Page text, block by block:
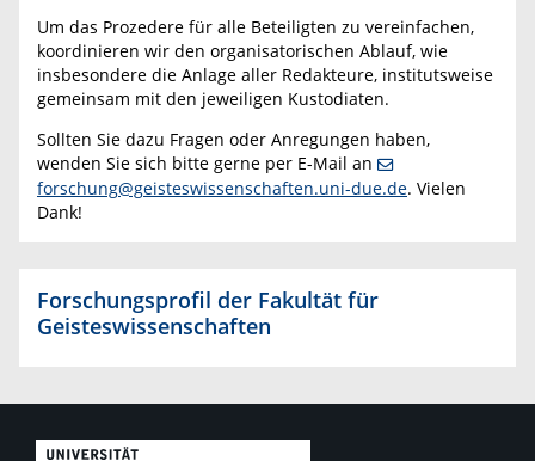
Um das Prozedere für alle Beteiligten zu vereinfachen,
koordinieren wir den organisatorischen Ablauf, wie
insbesondere die Anlage aller Redakteure, institutsweise
gemeinsam mit den jeweiligen Kustodiaten.
Sollten Sie dazu Fragen oder Anregungen haben,
wenden Sie sich bitte gerne per E-Mail an
forschung@geisteswissenschaften.uni-due.de. Vielen
Dank!
Forschungsprofil der Fakultät für
Geisteswissenschaften